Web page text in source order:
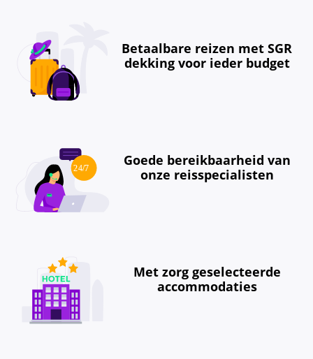
Betaalbare reizen met SGR
dekking voor ieder budget
Goede bereikbaarheid van
onze reisspecialisten
Met zorg geselecteerde
accommodaties